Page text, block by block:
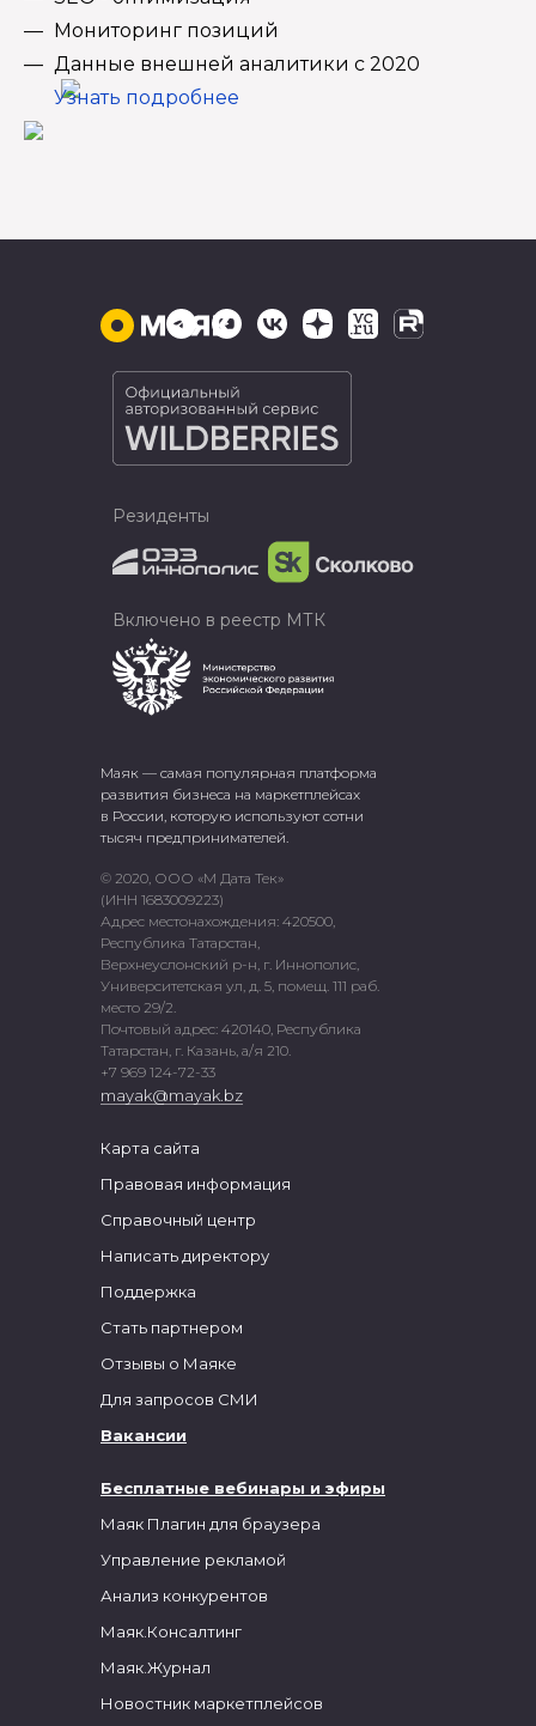
Мониторинг позиций
Данные внешней аналитики с 2020
Узнать подробнее
Маяк — самая популярная платформа
развития бизнеса на маркетплейсах
в России, которую используют сотни
тысяч предпринимателей.
© 2020, ООО «М Дата Тек»
(ИНН 1683009223)
Адрес местонахождения: 420500,
Республика Татарстан,
Верхнеуслонский р-н, г. Иннополис,
Университетская ул, д. 5, помещ. 111 раб.
место 29/2.
Почтовый адрес: 420140, Республика
Татарстан, г. Казань, а/я 210.
+7 969 124-72-33
mayak@mayak.bz
Бесплатные вебинары и эфиры
Маяк Плагин для браузера
Управление рекламой
Анализ конкурентов
Маяк.Консалтинг
Маяк.Журнал
Новостник маркетплейсов
Карта сайта
Правовая информация
Справочный центр
Написать директору
Поддержка
Стать партнером
Отзывы о Маяке
Для запросов СМИ
Вакансии
Резиденты
Включено в реестр МТК